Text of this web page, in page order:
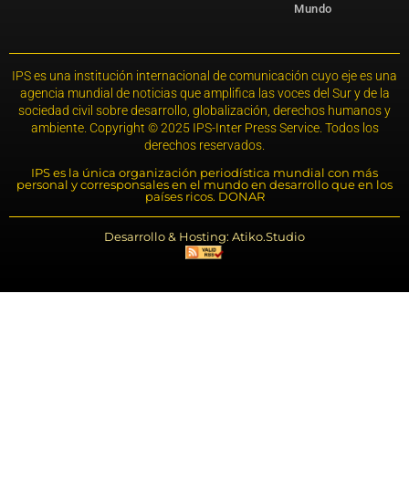
Mundo
IPS es una institución internacional de comunicación cuyo eje es una
agencia mundial de noticias que amplifica las voces del Sur y de la
sociedad civil sobre desarrollo, globalización, derechos humanos y
ambiente. Copyright © 2025 IPS-Inter Press Service. Todos los
derechos reservados.
IPS es la única organización periodística mundial con más
personal y corresponsales en el mundo en desarrollo que en los
países ricos. DONAR
Desarrollo & Hosting: Atiko.Studio